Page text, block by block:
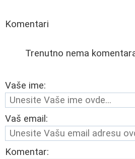
Komentari
Trenutno nema
Vaše ime:
Vaš email:
Komentar: